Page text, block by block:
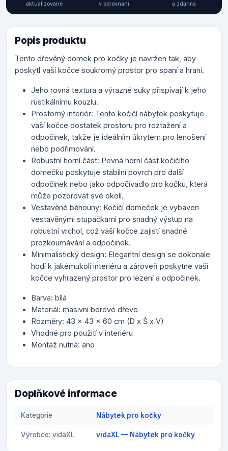
aktualizované v porovnání a zdarma
Popis produktu
Tento dřevěný domek pro kočky je navržen tak, aby
poskytl vaší kočce soukromý prostor pro spaní a hraní.
Jeho rovná textura a výrazné suky přispívají k jeho
rustikálnímu kouzlu.
Prostorný interiér: Tento kočičí nábytek poskytuje
vaší kočce dostatek prostoru pro roztažení a
odpočinek, takže je ideálním úkrytem pro lenošení
nebo podřimování.
Robustní horní část: Pevná horní část kočičího
domečku poskytuje stabilní povrch pro další
odpočinek nebo jako odpočívadlo pro kočku, která
může pozorovat své okolí.
Vestavěné běhouny: Kočičí domeček je vybaven
vestavěnými stupačkami pro snadný výstup na
robustní vrchol, což vaší kočce zajistí snadné
prozkoumávání a odpočinek.
Minimalistický design: Elegantní design se dokonale
hodí k jakémukoli interiéru a zároveň poskytne vaší
kočce vyhrazený prostor pro lezení a odpočinek.
Barva: bílá
Materiál: masivní borové dřevo
Rozměry: 43 x 43 x 60 cm (D x Š x V)
Vhodné pro použití v interiéru
Montáž nutná: ano
Doplňkové informace
Kategorie Nábytek pro kočky
Výrobce: vidaXL vidaXL — Nábytek pro kočky